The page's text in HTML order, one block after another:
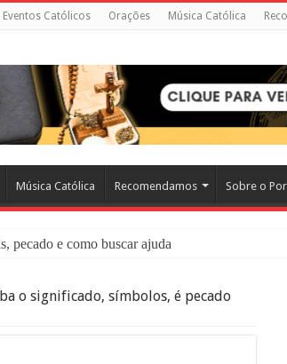
Eventos Católicos Orações Música Católica
Música Católica Recomendamos Sobre o
pecado e como buscar ajuda
Terá Fim: O Documentário Que Vai Tocar os
o significado, símbolos, é pecado